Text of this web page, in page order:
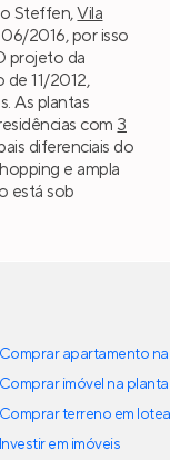
Steffen,Vila
2016, por isso
projeto da
11/2012,
As plantas
com 3
diferenciais do
e ampla
está sob
Comprar apartamento
Comprar imóvel na planta
Comprar terreno em
Investir em imóveis